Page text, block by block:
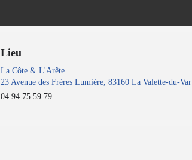
Lieu
La Côte & L'Arête
23 Avenue des Frères Lumière, 83160 La Valette-du-Var
04 94 75 59 79